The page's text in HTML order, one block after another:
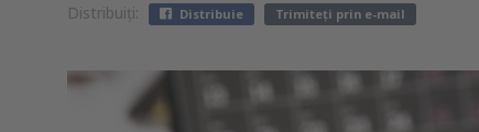
Distribuiți: Distribuie Trimiteți prin e-mail